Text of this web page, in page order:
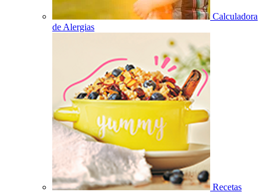
Calculadora
de Alergias
Recetas